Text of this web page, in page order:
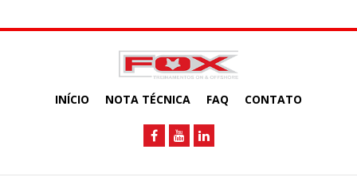
15
INÍCIO NOTA TÉCNICA FAQ CONTATO